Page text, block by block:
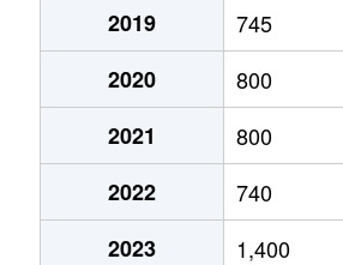
2019
745
2020
800
2021
800
2022
740
2023
1,400